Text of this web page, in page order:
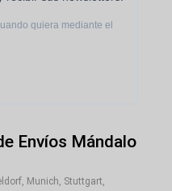
quiera mediante el
Envíos Mándalo
Munich, Stuttgart,